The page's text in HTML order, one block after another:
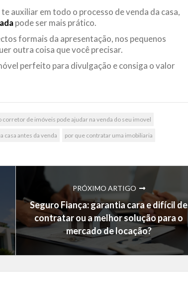
auxiliar em todo o processo de venda da casa,
pode ser mais prático.
formais da apresentação, nos pequenos
outra coisa que você precisar.
perfeito para divulgação e consiga o valor
corretor de imóveis pode ajudar na venda do seu imovel
casa antes da venda por que contratar uma imobiliaria
PRÓXIMO ARTIGO
Seguro Fiança: garantia cara e difícil de
contratar ou a melhor solução para o
mercado de locação?